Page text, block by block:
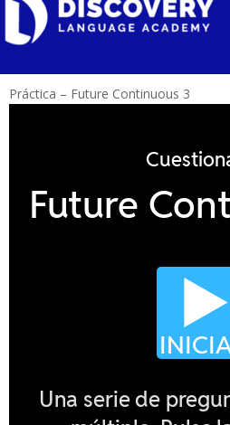
Práctica – Future Continuous 3